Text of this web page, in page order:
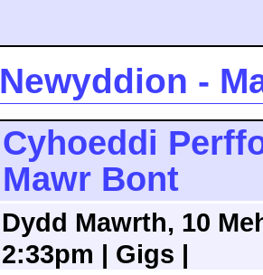
Newyddion -
Cyhoeddi
Mawr Bont
Dydd Mawrth, 10
2:33pm | Gigs |